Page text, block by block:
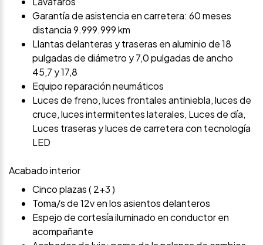
Garantía de asistencia en carretera: 60 meses
distancia 9.999.999 km
Llantas delanteras y traseras en aluminio de 18
pulgadas de diámetro y 7,0 pulgadas de ancho
45,7 y 17,8
Equipo reparación neumáticos
Luces de freno, luces frontales antiniebla, luces de
cruce, luces intermitentes laterales, Luces de día,
Luces traseras y luces de carretera con tecnología
LED
Acabado interior
Cinco plazas ( 2+3 )
Toma/s de 12v en los asientos delanteros
Espejo de cortesía iluminado en conductor en
acompañante